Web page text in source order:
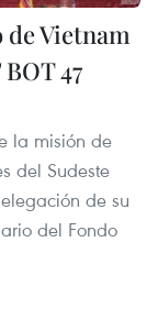
Vietnam
47
la misión de
del Sudeste
de su
del Fondo